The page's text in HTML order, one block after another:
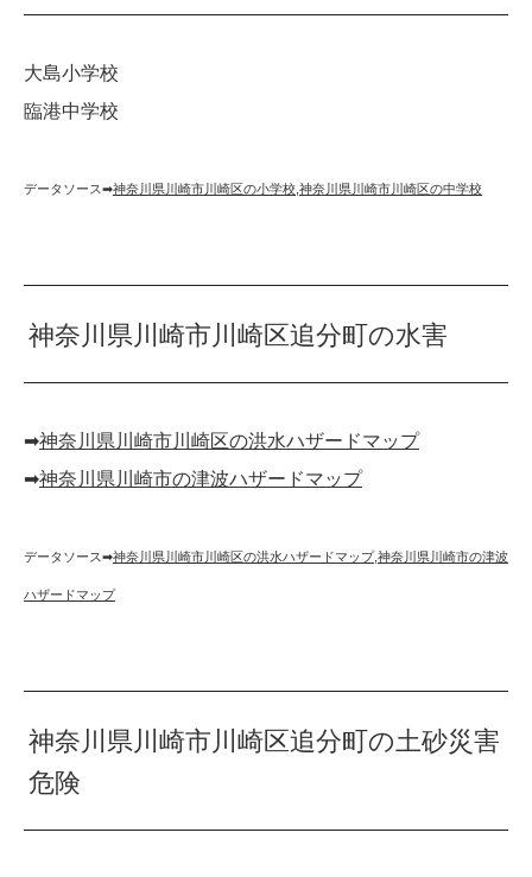
大島小学校
臨港中学校
データソース➡︎神奈川県川崎市川崎区の小学校 神奈川県川崎市川崎区の中学校
神奈川県川崎市川崎区追分町の水害
➡︎神奈川県川崎市川崎区の洪水ハザードマップ
➡︎神奈川県川崎市の津波ハザードマップ
データソース➡︎神奈川県川崎市川崎区の洪水ハザードマップ,神奈川県川崎市の津波
ハザードマップ
神奈川県川崎市川崎区追分町の土砂災害
危険